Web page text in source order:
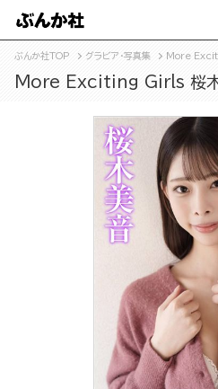
ぶんか社TOP グラビア・写真集 More
More Exciting Girls 桜木